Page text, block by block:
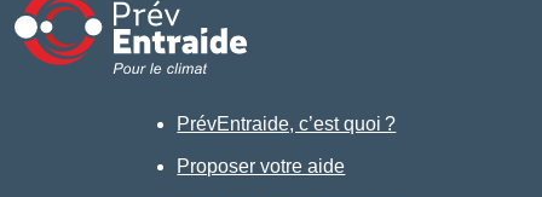
PrévEntraide, c’est quoi ?
Proposer votre aide